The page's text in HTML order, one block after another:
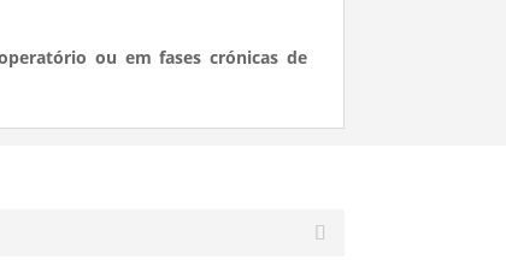
ou em fases crónicas de